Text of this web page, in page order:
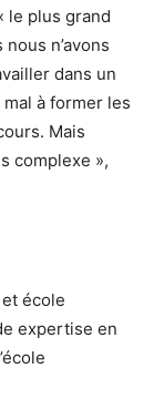
le plus grand
n’avons
dans un
à former les
Mais
complexe »,
école
expertise en